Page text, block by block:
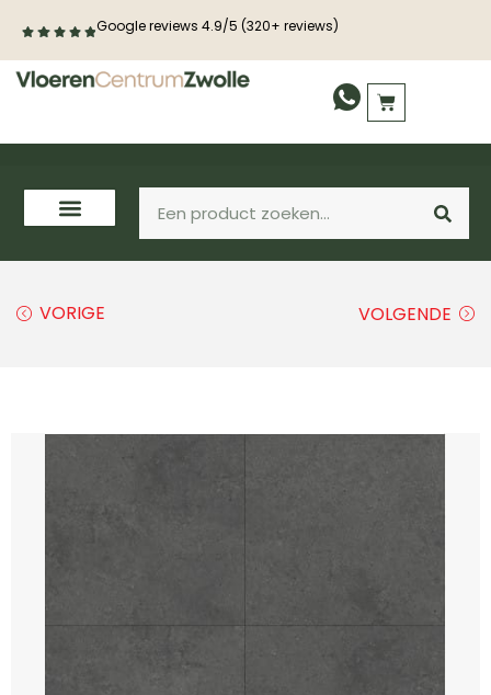
Google reviews 4.9/5 (320+ reviews)
VORIGE VOLGENDE